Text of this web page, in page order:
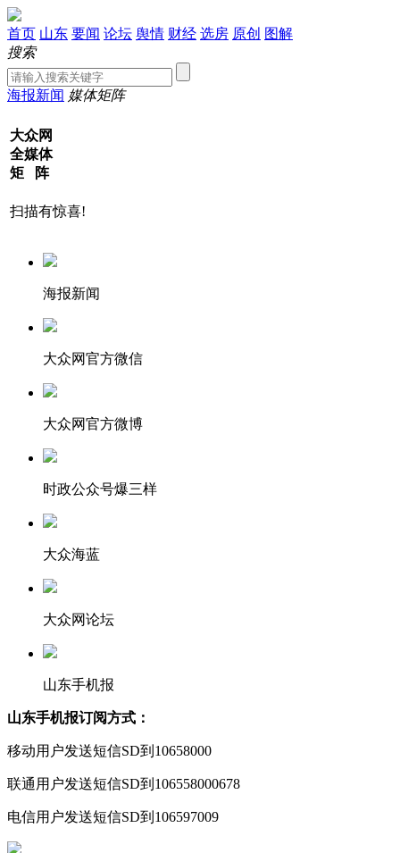
首页 山东 要闻 论坛 舆情 财经 选房 原创 图解
搜索
海报新闻 媒体矩阵
大众网
全媒体
矩 阵
扫描有惊喜!
海报新闻
大众网官方微信
大众网官方微博
时政公众号爆三样
大众海蓝
大众网论坛
山东手机报
山东手机报订阅方式：
移动用户发送短信SD到10658000
联通用户发送短信SD到106558000678
电信用户发送短信SD到106597009